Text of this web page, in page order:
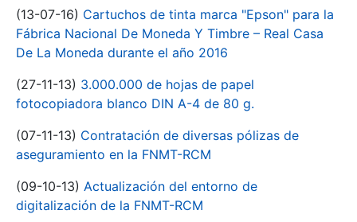
(13-07-16) Cartuchos de tinta marca "Epson" para la
Fábrica Nacional De Moneda Y Timbre – Real Casa
De La Moneda durante el año 2016
(27-11-13) 3.000.000 de hojas de papel
fotocopiadora blanco DIN A-4 de 80 g.
(07-11-13) Contratación de diversas pólizas de
aseguramiento en la FNMT-RCM
(09-10-13) Actualización del entorno de
digitalización de la FNMT-RCM